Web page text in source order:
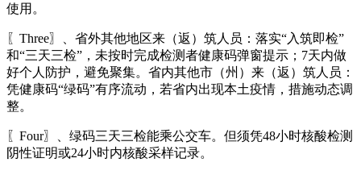
使用。
〖Three〗、省外其他地区来（返）筑人员：落实“入筑即检”
和“三天三检”，未按时完成检测者健康码弹窗提示；7天内做
好个人防护，避免聚集。省内其他市（州）来（返）筑人员：
凭健康码“绿码”有序流动，若省内出现本土疫情，措施动态调
整。
〖Four〗、绿码三天三检能乘公交车。但须凭48小时核酸检测
阴性证明或24小时内核酸采样记录。